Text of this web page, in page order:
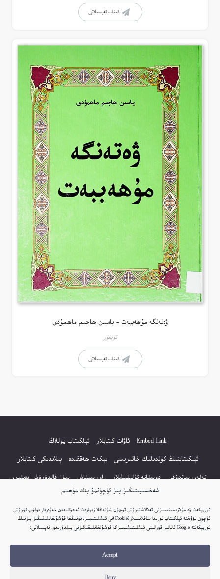
شەخسىيىتىڭىز بىز ئۈچۈنمۇ بەك مۇھىم
توربېكەت ۋە مۇلازىمىتىمىزنى ئەلالاشتۇرۇش ئۈچۈن شۇنداقلا زىيارەت ئەھۋالىدىن خەۋەردار بولۇپ تۇرۇش
ئۈچۈن نۆۋەتتە ئېلكىتاب تورىدا ساقلانمىلار(Cookie)نى ئىشلىتىمىز. بۇنىڭغا قۇشۇلغانلىقىڭىز بىزنىڭ
توربېكەتتە Google ئانالىز قورالىنى ئىشلىتىشىمىزگە قوشۇلغانلىقىڭىزنى بىلدۈرىدۇ. تەپسىلاتى:
Accept
كىتاب تەپسىلاتى
ۋەتەنگە مۇھەببەت – ياسىن ھاجىم ماھمۇدى
ئۇيغۇر
كىتاب تەپسىلاتى
Embed Link ئاۋات كىتابلار
ئېلكىتاب يوللاڭ
ئېلكىتابنىڭ كۈندىلىك خاتىرىسى
بېكەت ھەققىدە
پىلاندىكى كىتابلار
تەلەي ساندۇقى
دوستانە ئۇلىنىشلار راي سىناش
سۆز قالدۇرۇش دەپتىرى
كۆپ سورالغان سۇئاللار
كىتاب تىزىملىكى
مەخپىيەتلىك باياناتى
نەشىر ھوقۇقى باياناتى
© 2017-2026 تور بېكەتنىڭ بارلىق ھوقۇقى ئېلكىتاب تورى غا مەنسۇپ.
تور بېكەت ھەققىدە تەكلىپ - پىكىر بولسا، تۆۋەندىكى ئېلخەت ئارقىلىق بېكەت